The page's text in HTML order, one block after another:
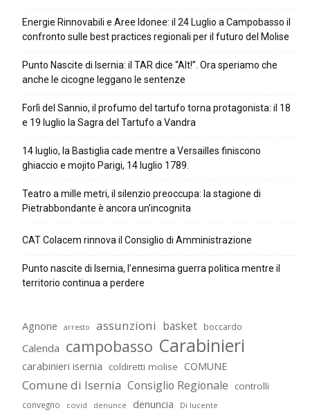
Energie Rinnovabili e Aree Idonee: il 24 Luglio a Campobasso il
confronto sulle best practices regionali per il futuro del Molise
Punto Nascite di Isernia: il TAR dice “Alt!”. Ora speriamo che
anche le cicogne leggano le sentenze
Forlì del Sannio, il profumo del tartufo torna protagonista: il 18
e 19 luglio la Sagra del Tartufo a Vandra
14 luglio, la Bastiglia cade mentre a Versailles finiscono
ghiaccio e mojito Parigi, 14 luglio 1789.
Teatro a mille metri, il silenzio preoccupa: la stagione di
Pietrabbondante è ancora un’incognita
CAT Colacem rinnova il Consiglio di Amministrazione
Punto nascite di Isernia, l’ennesima guerra politica mentre il
territorio continua a perdere
Agnone arresto assunzioni basket boccardo
Calenda campobasso Carabinieri
carabinieri isernia coldiretti molise COMUNE
Comune di Isernia Consiglio Regionale controlli
convegno covid denunce denuncia Di lucente